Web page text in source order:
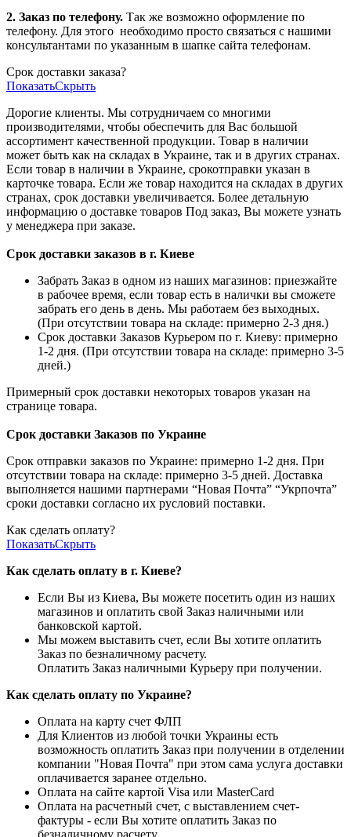
2. Заказ по телефону. Так же возможно оформление по
телефону. Для этого необходимо просто связаться с нашими
консультантами по указанным в шапке сайта телефонам.
Срок доставки заказа?
ПоказатьСкрыть
Дорогие клиенты. Мы сотрудничаем со многими
производителями, чтобы обеспечить для Вас большой
ассортимент качественной продукции. Товар в наличии
может быть как на складах в Украине, так и в других странах.
Если товар в наличии в Украине, срокотправки указан в
карточке товара. Если же товар находится на складах в других
странах, срок доставки увеличивается. Более детальную
информацию о доставке товаров Под заказ, Вы можете узнать
у менеджера при заказе.
Срок доставки заказов в г. Киеве
Забрать Заказ в одном из наших магазинов: приезжайте
в рабочее время, если товар есть в налички вы сможете
забрать его день в день. Мы работаем без выходных.
(При отсутствии товара на складе: примерно 2-3 дня.)
Срок доставки Заказов Курьером по г. Киеву: примерно
1-2 дня. (При отсутствии товара на складе: примерно 3-5
дней.)
Примерный срок доставки некоторых товаров указан на
странице товара.
Срок доставки Заказов по Украине
Срок отправки заказов по Украине: примерно 1-2 дня. При
отсутствии товара на складе: примерно 3-5 дней. Доставка
выполняется нашими партнерами “Новая Почта” “Укрпочта”
сроки доставки согласно их русловий поставки.
Как сделать оплату?
ПоказатьСкрыть
Как сделать оплату в г. Киеве?
Если Вы из Киева, Вы можете посетить один из наших
магазинов и оплатить свой Заказ наличными или
банковской картой.
Мы можем выставить счет, если Вы хотите оплатить
Заказ по безналичному расчету.
Оплатить Заказ наличными Курьеру при получении.
Как сделать оплату по Украине?
Оплата на карту счет ФЛП
Для Клиентов из любой точки Украины есть
возможность оплатить Заказ при получении в отделении
компании "Новая Почта" при этом сама услуга доставки
оплачивается заранее отдельно.
Оплата на сайте картой Visa или MasterCard
Оплата на расчетный счет, с выставлением счет-
фактуры - если Вы хотите оплатить Заказ по